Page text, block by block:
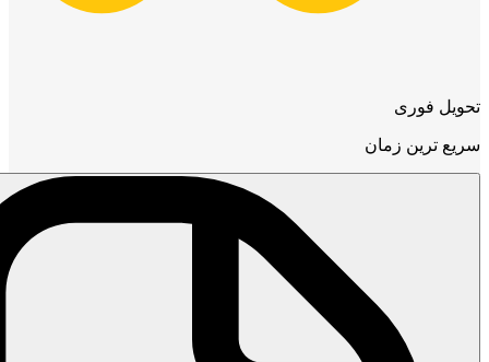
تحویل فوری
سریع ترین زمان